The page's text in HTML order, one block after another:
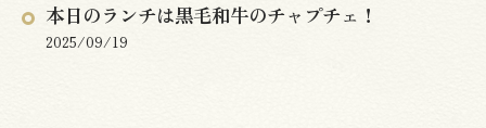
本日のランチは黒毛和牛のチャプチェ！
2025/09/19